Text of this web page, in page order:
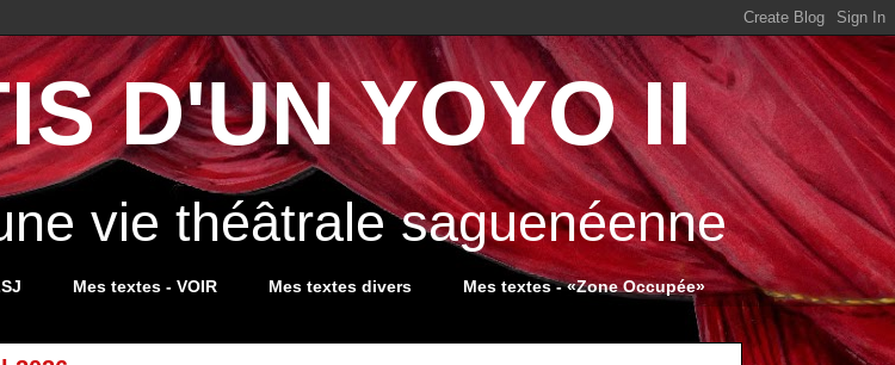
D'UN YOYO II
vie théâtrale saguenéenne
Mes textes - VOIR Mes textes divers Mes textes - «Zone Occupée»